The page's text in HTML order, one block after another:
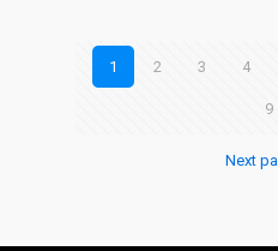
1 2 3 4
9
Next